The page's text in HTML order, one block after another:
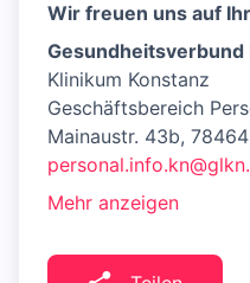
Wir freuen uns auf
Gesundheitsverbund
Klinikum Konstanz
Geschäftsbereich
Mainaustr. 43b,
Mehr anzeigen